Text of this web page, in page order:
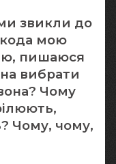
звикли до
мою
пишаюся
вибрати
Чому
Чому, чому,